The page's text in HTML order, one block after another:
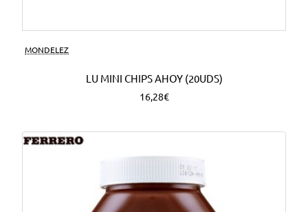
MONDELEZ
LU MINI CHIPS AHOY (20UDS)
16,28€